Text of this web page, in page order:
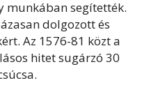
munkában segítették.
dolgozott és
Az 1576-81 közt a
hitet sugárzó 30